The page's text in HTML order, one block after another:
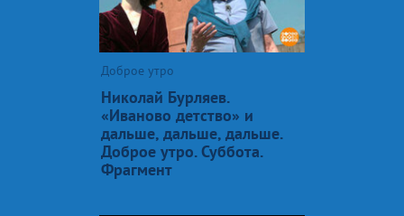
Доброе утро
Николай Бурляев.
«Иваново детство» и
дальше, дальше, дальше.
Доброе утро. Суббота.
Фрагмент